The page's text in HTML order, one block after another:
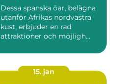
Dessa spanska öar, belägna
utanför Afrikas nordvästra
kust, erbjuder en rad
attraktioner och möjligh...
15. jan